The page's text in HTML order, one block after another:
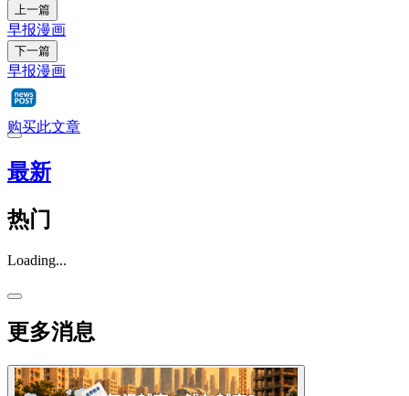
上一篇
早报漫画
下一篇
早报漫画
购买此文章
最新
热门
Loading...
更多消息